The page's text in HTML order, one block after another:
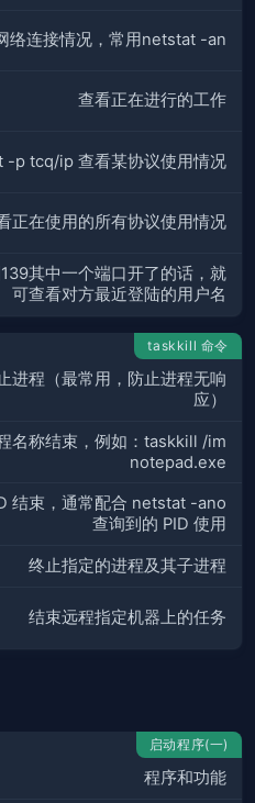
络连接情况，常用netstat -an
查看正在进行的工作
-p tcq/ip 查看某协议使用情况
正在使用的所有协议使用情况
其中一个端口开了的话，就
可查看对方最近登陆的用户名
taskkill 命令
进程（最常用，防止进程无响
应）
名称结束，例如：taskkill /im
notepad.exe
结束，通常配合 netstat -ano
查询到的 PID 使用
终止指定的进程及其子进程
结束远程指定机器上的任务
启动程序(一)
程序和功能